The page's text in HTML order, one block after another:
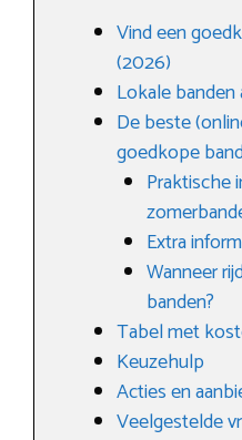
Vind een
(2026)
Lokale
De beste
goedkope
Praktische
Extra
Wanneer
banden?
Tabel met
Keuzehulp
Acties en
Veelgestelde